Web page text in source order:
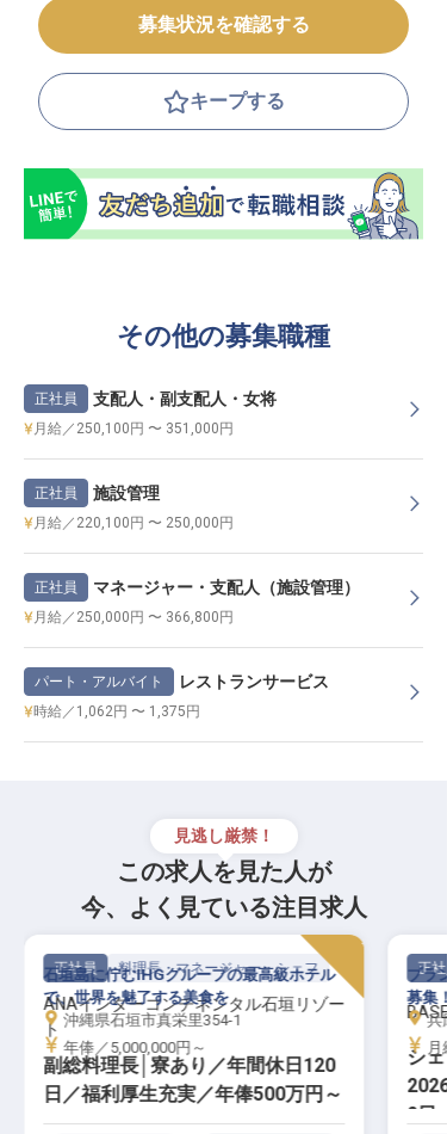
募集状況を確認する
キープする
その他の募集職種
正社員 支配人・副支配人・女将
月給／250,100円 〜 351,000円
正社員 施設管理
月給／220,100円 〜 250,000円
正社員 マネージャー・支配人（施設管理）
月給／250,000円 〜 366,800円
パート・アルバイト レストランサービス
時給／1,062円 〜 1,375円
見逃し厳禁！
この求人を見た人が
今、よく見ている注目求人
正社員 料理長・マネージャー・シェフ
ANAインターコンチネンタル石垣リゾー
ト
副総料理長│寮あり／年間休日120
日／福利厚生充実／年俸500万円～
石垣島に佇むIHGグループの最高級ホテル
で、世界を魅了する美食を
沖縄県石垣市真栄里354-1
年俸／5,000,000円～
正社
シ
2日
ブラ
募集
兵
月